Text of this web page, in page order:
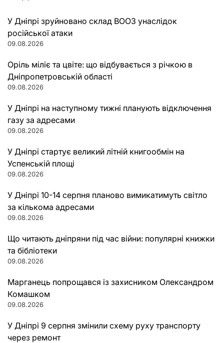
У Дніпрі зруйновано склад ВООЗ унаслідок
російської атаки
09.08.2026
Оріль міліє та цвіте: що відбувається з річкою в
Дніпропетровській області
09.08.2026
У Дніпрі на наступному тижні планують відключення
газу за адресами
09.08.2026
У Дніпрі стартує великий літній книгообмін на
Успенській площі
09.08.2026
У Дніпрі 10-14 серпня планово вимикатимуть світло
за кількома адресами
09.08.2026
Що читають дніпряни під час війни: популярні книжки
та бібліотеки
09.08.2026
Марганець попрощався із захисником Олександром
Комашком
09.08.2026
У Дніпрі 9 серпня змінили схему руху транспорту
через ремонт